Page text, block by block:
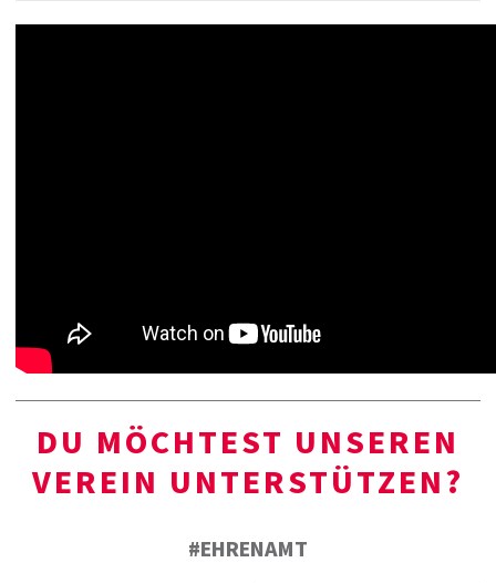
DU MÖCHTEST UNSEREN
VEREIN UNTERSTÜTZEN?
#EHRENAMT